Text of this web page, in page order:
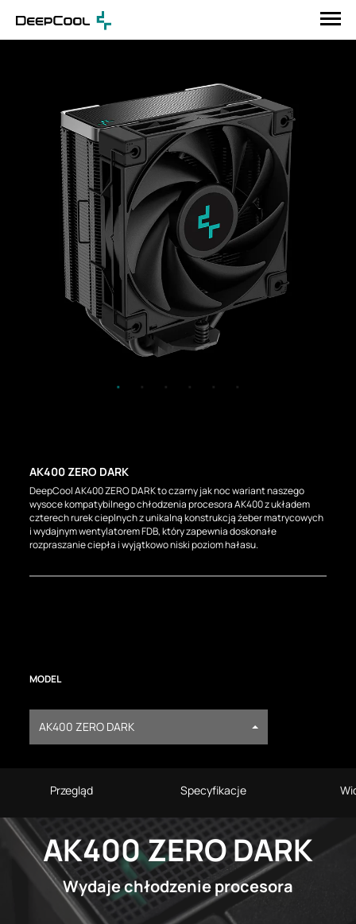
AK400 ZERO DARK
DeepCool AK400 ZERO DARK to czarny jak noc wariant naszego
wysoce kompatybilnego chłodzenia procesora AK400 z układem
czterech rurek cieplnych z unikalną konstrukcją żeber matrycowych
i wydajnym wentylatorem FDB, który zapewnia doskonałe
rozpraszanie ciepła i wyjątkowo niski poziom hałasu.
MODEL
AK400 ZERO DARK
Przegląd Specyfikacje
AK400 ZERO DARK
Wydaje chłodzenie procesora